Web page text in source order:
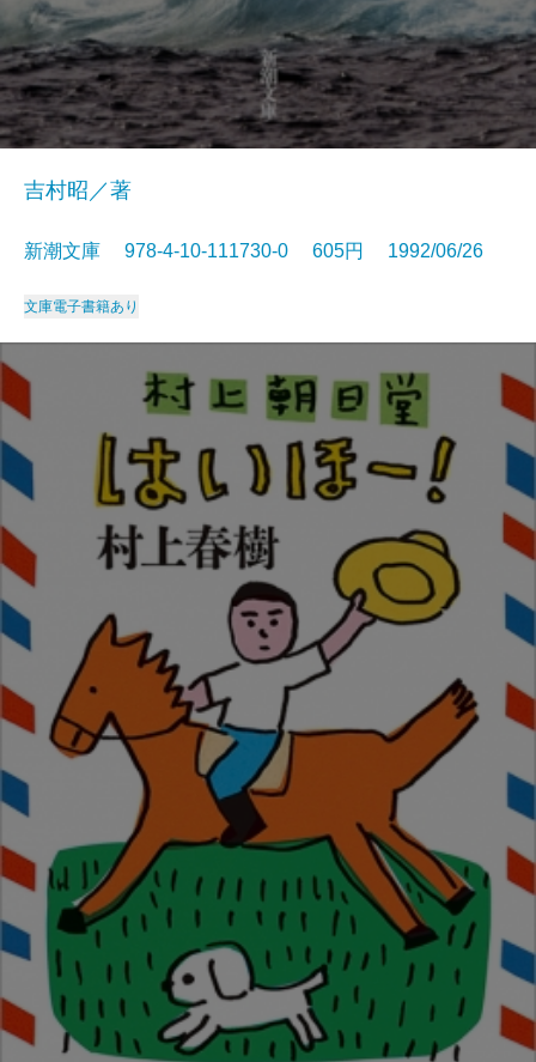
吉村昭／著
新潮文庫 978-4-10-111730-0 605円 1992/06/26
文庫電子書籍あり